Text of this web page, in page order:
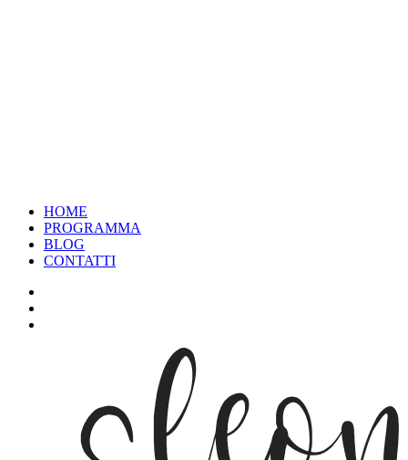
HOME
PROGRAMMA
BLOG
CONTATTI